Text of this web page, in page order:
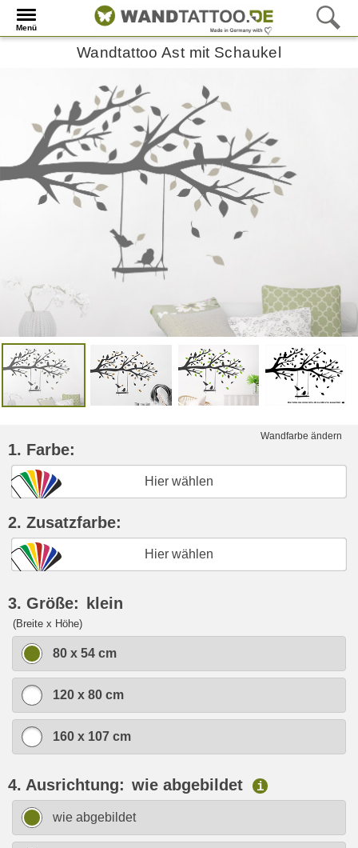
Menü
Wandtattoo Ast mit Schaukel
Wandfarbe ändern
1. Farbe:
Hier wählen
2. Zusatzfarbe:
Hier wählen
3. Größe: klein
(Breite x Höhe)
80 x 54 cm
120 x 80 cm
160 x 107 cm
4. Ausrichtung: wie abgebildet i
wie abgebildet